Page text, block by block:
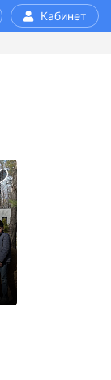
Кабинет